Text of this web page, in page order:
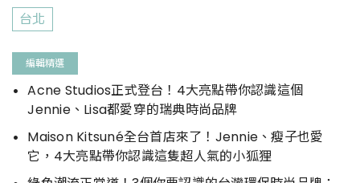
台北
編輯精選
Acne Studios正式登台！4大亮點帶你認識這個
Jennie、Lisa都愛穿的瑞典時尚品牌
Maison Kitsuné全台首店來了！Jennie、瘦子也愛
它，4大亮點帶你認識這隻超人氣的小狐狸